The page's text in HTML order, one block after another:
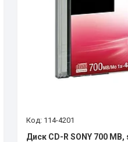
114-4201
Диск CD-R SONY 700